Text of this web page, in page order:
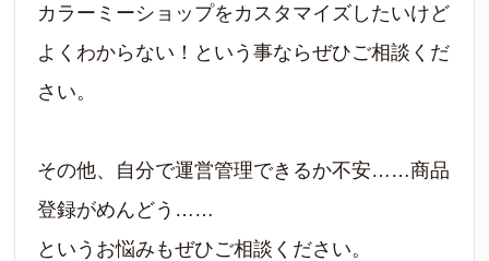
カラーミーショップをカスタマイズしたいけど
よくわからない！という事ならぜひご相談くだ
さい。
その他、自分で運営管理できるか不安……商品
登録がめんどう……
というお悩みもぜひご相談ください。